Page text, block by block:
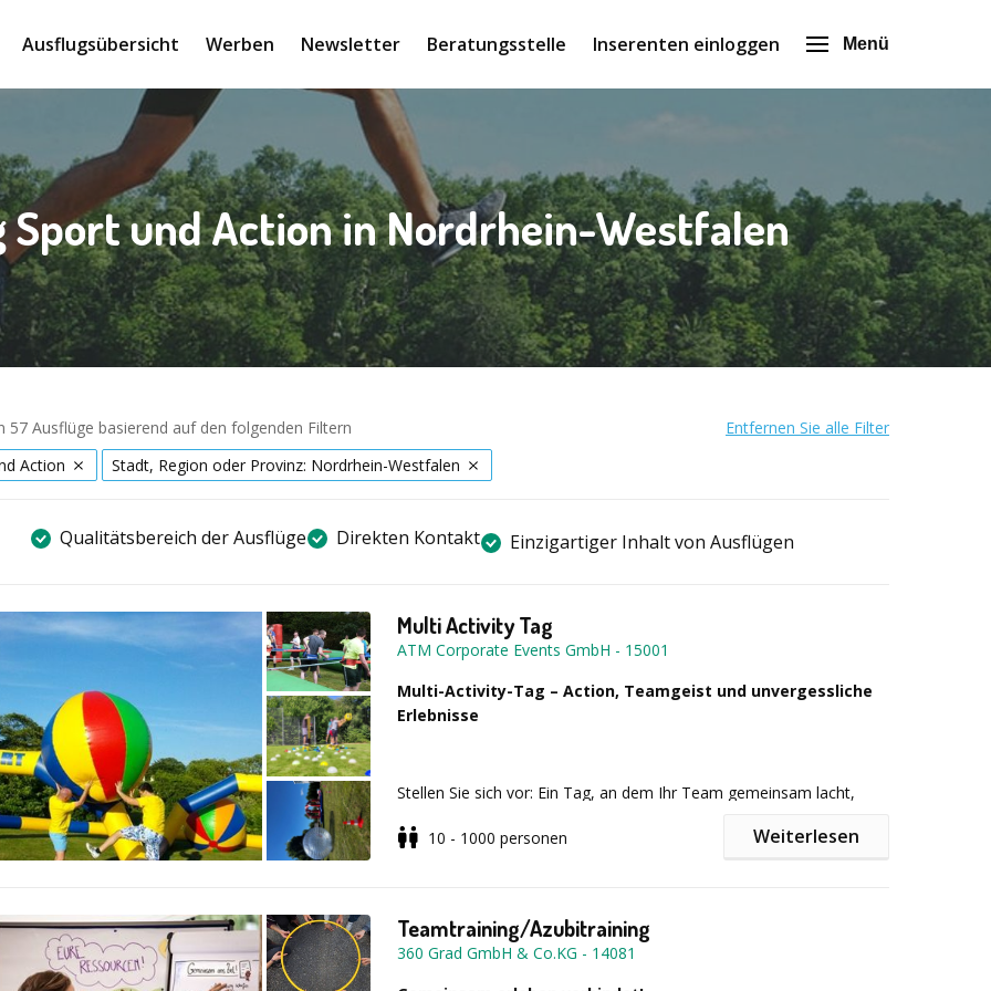
Ausflugsübersicht Werben Newsletter Beratungsstelle Inserenten einloggen Menü
und Action in Nordrhein-Westfalen
57 Ausflüge basierend auf den folgenden Filtern
Entfernen Sie alle Filter
Action
Stadt, Region oder Provinz: Nordrhein-Westfalen
Qualitätsbereich der Ausflüge Direkten Kontakt Einzigartiger Inhalt von Ausflügen
Multi Activity Tag
ATM Corporate Events GmbH - 15001
Multi-Activity-Tag – Action, Teamgeist und unvergessliche
Erlebnisse
Stellen Sie sich vor: Ein Tag, an dem Ihr Team gemeinsam lacht,
Genau das erwartet Sie bei unserem Multi-Activity-Tag – ein
Freuen Sie sich auf eine perfekte Mischung aus actionreichen
10 - 1000 personen Weiterlesen
Teamtraining/Azubitraining
360 Grad GmbH & Co.KG - 14081